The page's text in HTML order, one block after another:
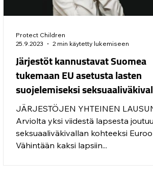
Järjestöt kannustavat Suomea
tukemaan EU asetusta lasten
suojelemiseksi
JÄRJESTÖJEN YHTEINEN
Arviolta yksi viidestä lapsesta joutuu
seksuaaliväkivallan kohteeksi
Vähintään kaksi lapsiin...
Protect Children
25.9.2023
2 min käytetty lukemiseen